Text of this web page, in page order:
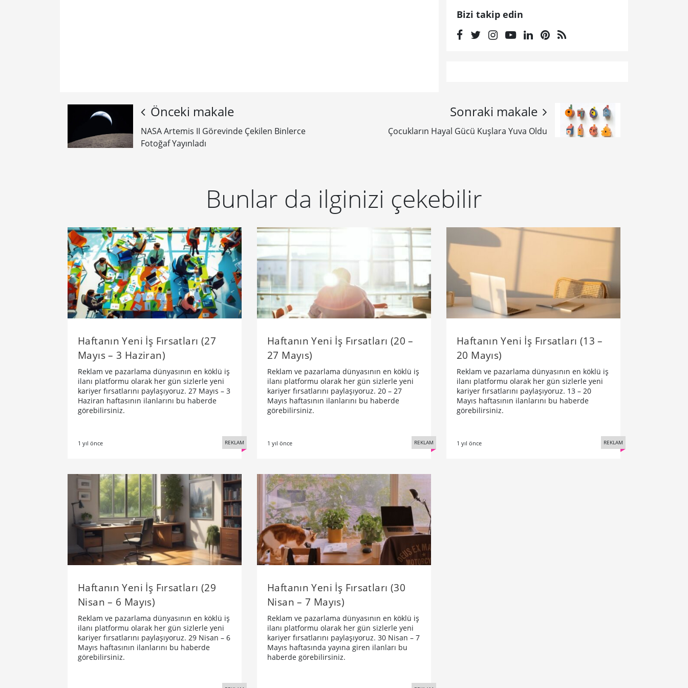
Bizi takip edin
Önceki makale
NASA Artemis II Görevinde Çekilen Binlerce
Fotoğaf Yayınladı
Sonraki makale
Çocukların Hayal Gücü Kuşlara Yuva Oldu
Bunlar da ilginizi çekebilir
Haftanın Yeni İş Fırsatları (27
Mayıs – 3 Haziran)
Reklam ve pazarlama dünyasının en köklü iş
ilanı platformu olarak her gün sizlerle yeni
kariyer fırsatlarını paylaşıyoruz. 27 Mayıs – 3
Haziran haftasının ilanlarını bu haberde
görebilirsiniz.
1 yıl önce REKLAM
Haftanın Yeni İş Fırsatları (20 –
27 Mayıs)
Reklam ve pazarlama dünyasının en köklü iş
ilanı platformu olarak her gün sizlerle yeni
kariyer fırsatlarını paylaşıyoruz. 20 – 27
Mayıs haftasının ilanlarını bu haberde
görebilirsiniz.
1 yıl önce REKLAM
Haftanın Yeni İş Fırsatları (13 –
20 Mayıs)
Reklam ve pazarlama dünyasının en köklü iş
ilanı platformu olarak her gün sizlerle yeni
kariyer fırsatlarını paylaşıyoruz. 13 – 20
Mayıs haftasının ilanlarını bu haberde
görebilirsiniz.
1 yıl önce REKLAM
Haftanın Yeni İş Fırsatları (29
Nisan – 6 Mayıs)
Reklam ve pazarlama dünyasının en köklü iş
ilanı platformu olarak her gün sizlerle yeni
kariyer fırsatlarını paylaşıyoruz. 29 Nisan – 6
Mayıs haftasının ilanlarını bu haberde
görebilirsiniz.
Haftanın Yeni İş Fırsatları (30
Nisan – 7 Mayıs)
Reklam ve pazarlama dünyasının en köklü iş
ilanı platformu olarak her gün sizlerle yeni
kariyer fırsatlarını paylaşıyoruz. 30 Nisan – 7
Mayıs haftasında yayına giren ilanları bu
haberde görebilirsiniz.